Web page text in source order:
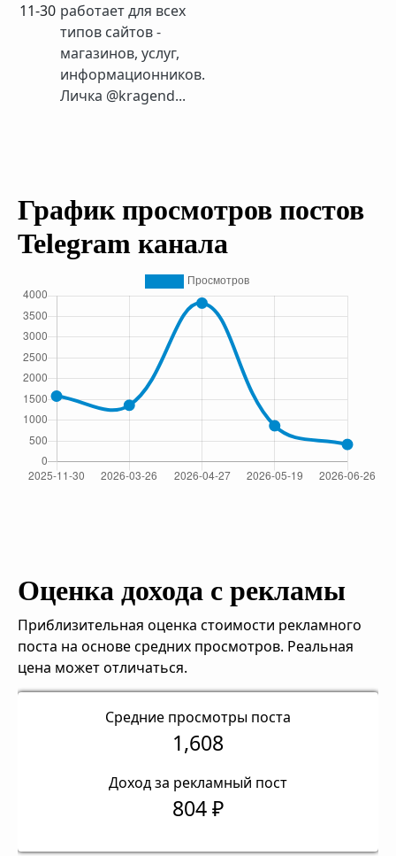
11-30 работает для всех
типов сайтов -
магазинов, услуг,
информационников.
Личка @kragend...
График просмотров постов
Telegram канала
Оценка дохода с рекламы
Приблизительная оценка стоимости рекламного
поста на основе средних просмотров. Реальная
цена может отличаться.
Средние просмотры поста
1,608
Доход за рекламный пост
804 ₽